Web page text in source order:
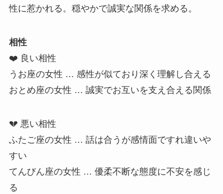
性に惹かれる。穏やかで誠実な関係を求める。
相性
❤️ 良い相性
うお座の女性 … 感性が似ており深く理解し合える
おとめ座の女性 … 誠実でお互いを支え合える関係
💔 悪い相性
ふたご座の女性 … 話は合うが感情面ですれ違いや
すい
てんびん座の女性 … 優柔不断な態度に不安を感じ
る